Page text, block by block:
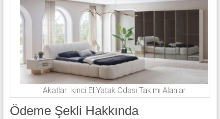
Akatlar İkinci El Yatak Odası Takımı Alanlar
Ödeme Şekli Hakkında